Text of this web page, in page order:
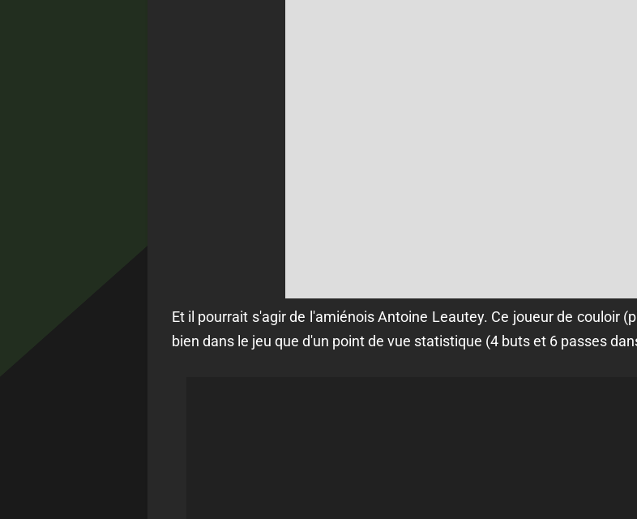
Et il pourrait s'agir de l'amiénois Antoine Leautey. Ce joueur de couloir
bien dans le jeu que d'un point de vue statistique (4 buts et 6 passes